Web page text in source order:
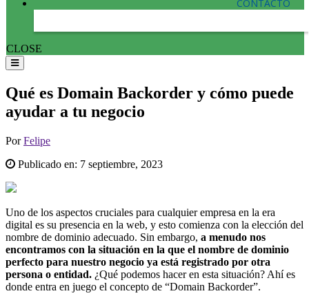
CONTACTO
CLOSE
Qué es Domain Backorder y cómo puede
ayudar a tu negocio
PorFelipe
Publicado en: 7 septiembre, 2023
Uno de los aspectos cruciales para cualquier empresa en la era
digital es su presencia en la web, y esto comienza con la elección del
nombre de dominio adecuado. Sin embargo, a menudo nos
encontramos con la situación en la que el nombre de dominio
perfecto para nuestro negocio ya está registrado por otra
persona o entidad. ¿Qué podemos hacer en esta situación? Ahí es
donde entra en juego el concepto de “Domain Backorder”.